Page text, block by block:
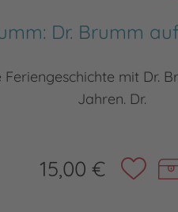
Dr. Brumm
Feriengeschichte mit Dr.
Jahren. Dr.
15,00 €